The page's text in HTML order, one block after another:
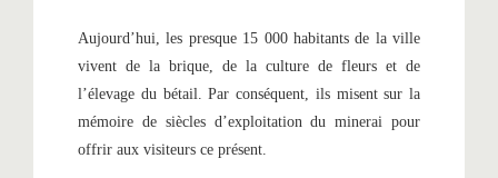
Aujourd’hui, les presque 15 000 habitants de la ville
vivent de la brique, de la culture de fleurs et de
l’élevage du bétail. Par conséquent, ils misent sur la
mémoire de siècles d’exploitation du minerai pour
offrir aux visiteurs ce présent.